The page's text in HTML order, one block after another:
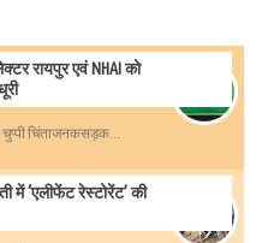
रायपुर एवं NHAI को
चिंताजनकसड़क...
में ‘एलीफेंट रेस्टोरेंट’ की